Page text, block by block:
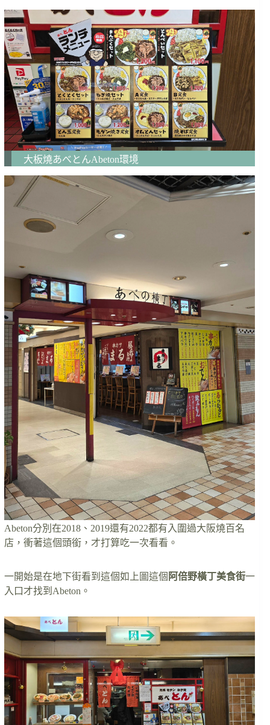
大板燒あべとんAbeton環境
Abeton分別在2018、2019還有2022都有入圍過大阪燒百名
店，衝著這個頭銜，才打算吃一次看看。
一開始是在地下街看到這個如上圖這個 阿倍野橫丁美食街一
入口才找到Abeton。